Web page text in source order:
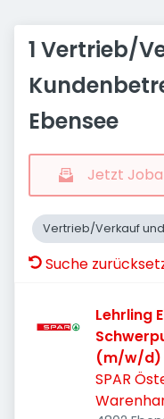
1 Vertrieb/
Ebensee
Jetzt
Vertrieb/Verkauf
Suche
Lehrling
(m/w/d)
SPAR